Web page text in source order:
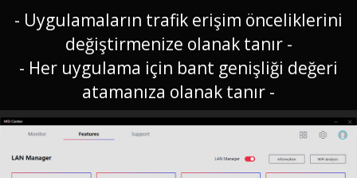
- Uygulamaların trafik erişim önceliklerini
değiştirmenize olanak tanır -
- Her uygulama için bant genişliği değeri
atamanıza olanak tanır -